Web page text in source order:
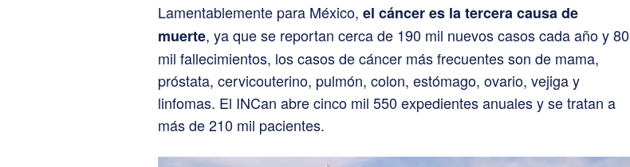
Lamentablemente para México, el cáncer es la tercera causa de
muerte, ya que se reportan cerca de 190 mil nuevos casos cada año y 80
mil fallecimientos, los casos de cáncer más frecuentes son de mama,
próstata, cervicouterino, pulmón, colon, estómago, ovario, vejiga y
linfomas. El INCan abre cinco mil 550 expedientes anuales y se tratan a
más de 210 mil pacientes.